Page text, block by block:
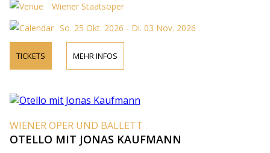
Wiener Staatsoper
So. 25 Okt. 2026 - Di. 03 Nov. 2026
TICKETS MEHR INFOS
WIENER OPER UND BALLETT
OTELLO MIT JONAS KAUFMANN